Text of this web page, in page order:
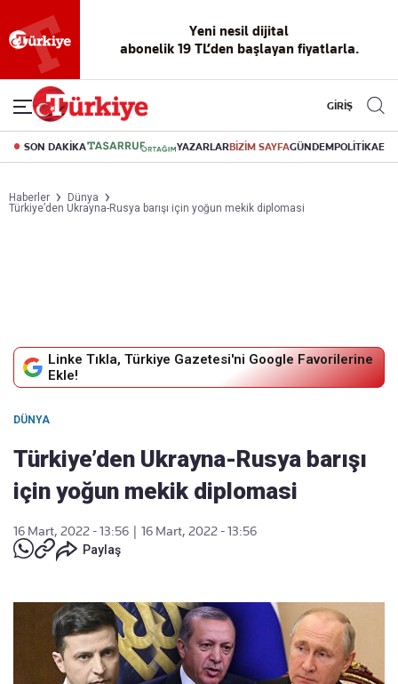
Yeni nesil dijital
abonelik 19 TL’den başlayan fiyatlarla.
GİRİŞ
SON DAKİKA YAZARLARBİZİM SAYFAGÜNDEMPOLİTİKA
Haberler
Dünya
Türkiye’den Ukrayna-Rusya barışı için yoğun mekik diplomasi
Linke Tıkla, Türkiye Gazetesi'ni Google Favorilerine
Ekle!
DÜNYA
Türkiye’den Ukrayna-Rusya barışı
için yoğun mekik diplomasi
16 Mart, 2022 - 13:56
16 Mart, 2022 - 13:56
Paylaş